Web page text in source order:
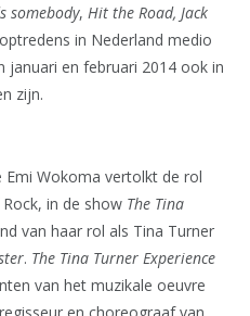
somebody, Hit the Road, Jack
in Nederland medio
januari en februari 2014 ook in
zijn.
Wokoma vertolkt de rol
in de show The Tina
van haar rol als Tina Turner
. The Tina Turner Experience
van het muzikale oeuvre